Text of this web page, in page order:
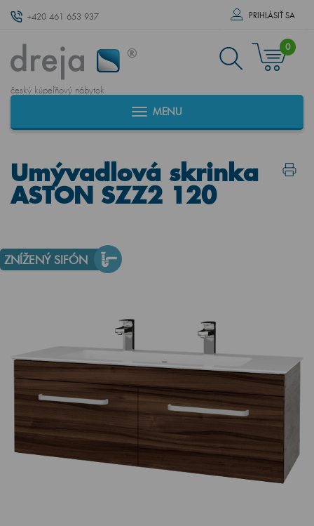
+420 461 653 937 PRIHLÁSIŤ SA
český kúpeľňový nábytok
0
MENU
Umývadlová skrinka
ASTON SZZ2 120
ZNÍŽENÝ SIFÓN